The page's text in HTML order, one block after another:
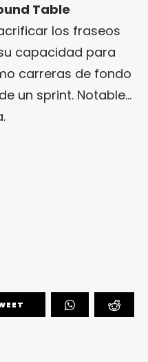
Table
los fraseos
capacidad para
carreras de fondo
un sprint. Notable…